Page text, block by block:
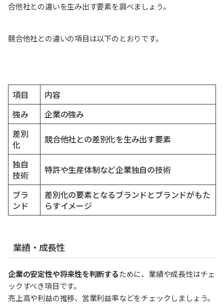
合他社との違いを生み出す要素を調べましょう。
競合他社との違いの項目は以下のとおりです。
項目
内容
強み
企業の強み
差別
化
競合他社との差別化を生み出す要素
独自
技術
特許や生産体制など企業独自の技術
ブラ
ンド
差別化の要素となるブランドとブランドがもた
らすイメージ
業績・成長性
企業の安定性や将来性を判断するために、業績や成長性はチェ
ックすべき項目です。
売上高や利益の推移、営業利益率などをチェックしましょう。